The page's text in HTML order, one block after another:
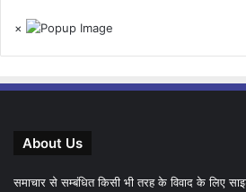
×
About Us
समाचार से सम्बंधित किसी भी तरह के विवाद के लिए